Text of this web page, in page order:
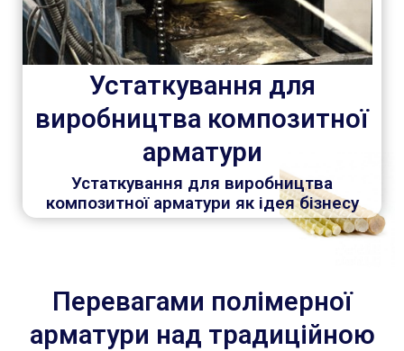
Устаткування для
виробництва композитної
арматури
Устаткування для виробництва
композитної арматури як ідея бізнесу
Перевагами полімерної
арматури над традиційною